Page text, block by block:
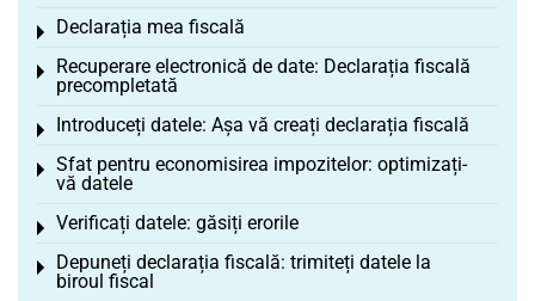
Declarația mea fiscală
Toggle menu
Recuperare electronică de date: Declarația fiscală
precompletată
Toggle menu
Introduceți datele: Așa vă creați declarația fiscală
Toggle menu
Sfat pentru economisirea impozitelor: optimizați-
vă datele
Toggle menu
Verificați datele: găsiți erorile
Toggle menu
Depuneți declarația fiscală: trimiteți datele la
biroul fiscal
Toggle menu